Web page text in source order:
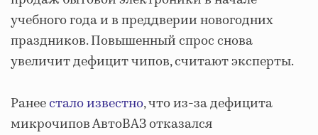
учебного года и в преддверии новогодних
праздников. Повышенный спрос снова
увеличит дефицит чипов, считают эксперты.
Ранеестало известно, что из-за дефицита
микрочипов АвтоВАЗ отказался